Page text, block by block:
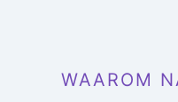
WAAROM